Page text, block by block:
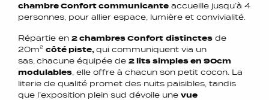
chambre Confort communicante accueille jusqu’à 4
personnes, pour allier espace, lumière et convivialité.
Répartie en 2 chambres Confort distinctes de
20m² côté piste, qui communiquent via un
sas, chacune équipée de 2 lits simples en 90cm
modulables , elle offre à chacun son petit cocon. La
literie de qualité promet des nuits paisibles, tandis
que l’exposition plein sud dévoile une vue